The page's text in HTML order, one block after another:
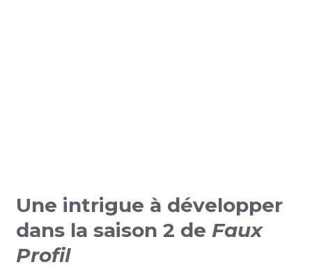
Une intrigue à développer
dans la saison 2 de Faux
Profil